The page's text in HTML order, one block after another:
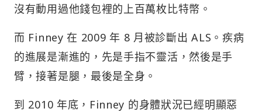
沒有動用過他錢包裡的上百萬枚比特幣。
而 Finney 在 2009 年 8 月被診斷出 ALS。疾病
的進展是漸進的，先是手指不靈活，然後是手
臂，接著是腿，最後是全身。
到 2010 年底，Finney 的身體狀況已經明顯惡